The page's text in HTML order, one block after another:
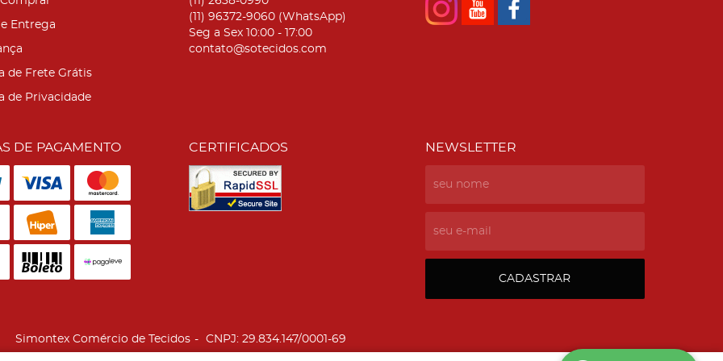
Entrega
de Frete Grátis
de Privacidade
(11) 96372-9060 (WhatsApp)
Seg a Sex 10:00 - 17:00
contato@sotecidos.com
DE PAGAMENTO CERTIFICADOS NEWSLETTER
CADASTRAR
Simontex Comércio de Tecidos CNPJ: 29.834.147/0001-69